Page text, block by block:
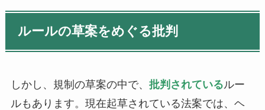
ルールの草案をめぐる批判
しかし、 規制の草案の中で、 批判されているルー
ルもあります。現在起草されている法案では、ヘ